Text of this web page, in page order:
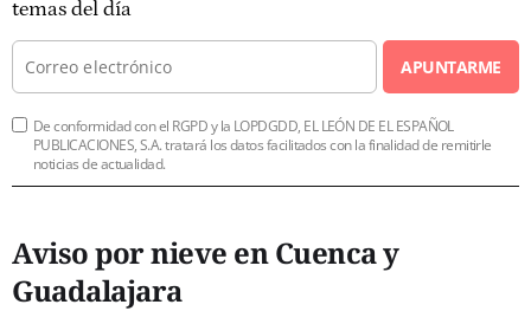
temas del día
APUNTARME
De conformidad con el RGPD y la LOPDGDD, EL LEÓN DE EL ESPAÑOL
PUBLICACIONES, S.A. tratará los datos facilitados con la finalidad de remitirle
noticias de actualidad.
Aviso por nieve en Cuenca y
Guadalajara